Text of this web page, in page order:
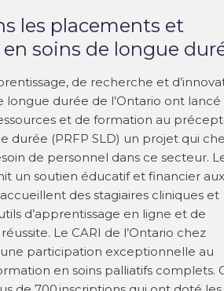
les placements et
en soins de longue
de recherche et
longue durée de l’Ontario ont lancé
et de formation au
durée (PRFP SLD) un projet qui
de personnel dans ce secteur.
un soutien éducatif et financier aux
des stagiaires cliniques et
d’apprentissage en ligne et de
Le CARI de l’Ontario chez
participation exceptionnelle au
en soins palliatifs complets.